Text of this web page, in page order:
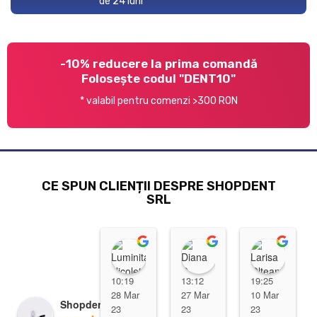
-10% reducere la prima comandă
Folosește codul "DENT10"
* valabil pentru comenzi >300 RON
CE SPUN CLIENȚII DESPRE SHOPDENT
SRL
Shopdent Brasov
Luminita Nicoleta
10:19
28 Mar
23
Diana D
13:12
27 Mar
23
19:25
10 Mar
23